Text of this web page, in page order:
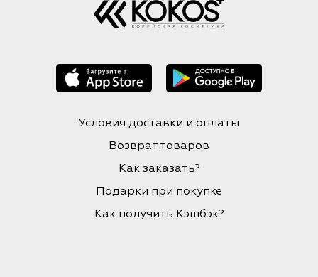
Условия доставки и оплаты
Возврат товаров
Как заказать?
Подарки при покупке
Как получить Кэшбэк?